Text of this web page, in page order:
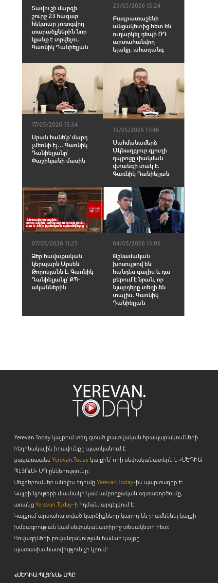
Տավուշի մարզի
շուրջ 23 հազար
հեկտար չոռոգվող
տարածքներին նոր
կյանք է տրվելու․
Գառնիկ Դանիելյան
25/05/2026 15:24
Բագրատաշենի
անցակետից հետ են
ուղարկել դեպի ՌԴ
արտահանվող
ելակը. ահազանգ
17/05/2026 15:34
Սրան հանե՛ք՝ մարդ
չմեռնի էլ․․․ Գառնիկ
Դանիելյանը՝
Փաշինյանի մասին
15/05/2026 17:46
Սահմանամերձ
Ակնաղբյուր գյուղի
դպրոցը փակման
վտանգի տակ է.
Գառնիկ Դանիելյան
07/05/2026 11:25
Ձեր հավաքական
կերպարն Արսեն
Թորոսյանն է. Գառնիկ
Դանիելյանը՝ ՔՊ-
ականներին
04/05/2026 13:05
Թշնամական
խոսույթով են
հանդես գալիս և դա
բերում է նրան, որ
նյարդերը տեղի են
տալիս․ Գառնիկ
Դանիելյան
Yerevan.Today կայքում տեղ գտած լրատվական հրապարակումների
հեղինակային իրավունքը պատկանում է
բացառապես Yerevan.Todayկայքին` որի սեփականատերն է «ՄԵԴԻԱ
ՊԼՅՈւՍ» ՍՊ ընկերությունը։
Մեջբերումներ անելիս հղումը Yerevan.Today-ին պարտադիր է:
Կայքի նյութերի մասնակի կամ ամբողջական օգտագործումը,
առանց Yerevan.Today-ի հղման, արգելվում է:
Կայքում արտահայտված կարծիքները կարող են չհամնկնել կայքի
խմբագրության կամ սեփականատիրոջ տեսակետի հետ:
Գովազդների բովանդակության համար կայքը
պատասխանատվություն չի կրում:
«ՄԵԴԻԱ ՊԼՅՈւՍ» ՍՊԸ